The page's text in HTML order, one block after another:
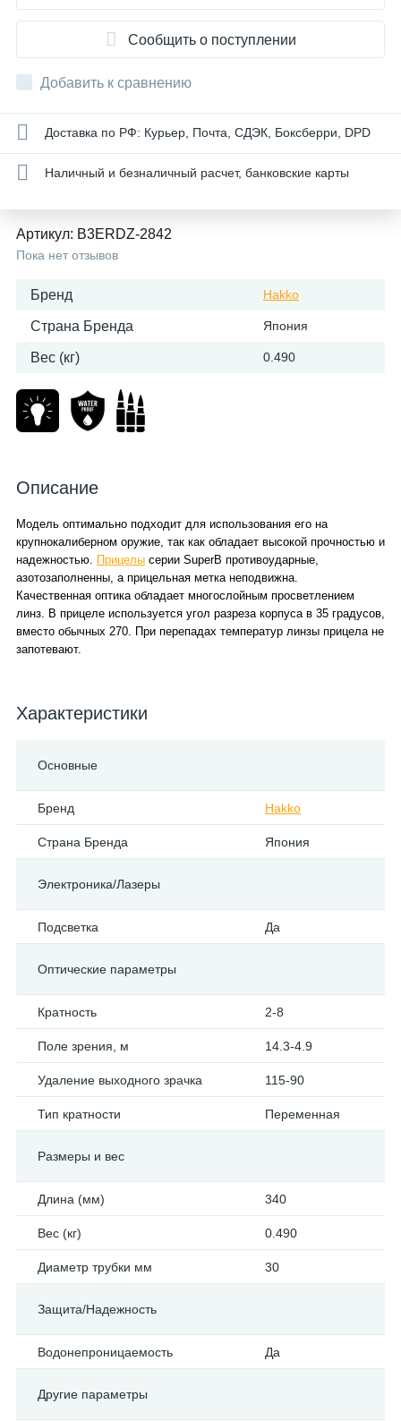
Сообщить о поступлении
Добавить к сравнению
Доставка по РФ: Курьер, Почта, СДЭК, Боксберри, DPD
Наличный и безналичный расчет, банковские карты
Артикул: B3ERDZ-2842
Пока нет отзывов
Бренд Hakko
Страна Бренда Япония
Вес (кг) 0.490
Описание
Модель оптимально подходит для использования его на
крупнокалиберном оружие, так как обладает высокой прочностью и
надежностью. Прицелы серии SuperB противоударные,
азотозаполненны, а прицельная метка неподвижна.
Качественная оптика обладает многослойным просветлением
линз. В прицеле используется угол разреза корпуса в 35 градусов,
вместо обычных 270. При перепадах температур линзы прицела не
запотевают.
Характеристики
Основные
Бренд Hakko
Страна Бренда Япония
Электроника/Лазеры
Подсветка Да
Оптические параметры
Кратность 2-8
Поле зрения, м 14.3-4.9
Удаление выходного зрачка 115-90
Тип кратности Переменная
Размеры и вес
Длина (мм) 340
Вес (кг) 0.490
Диаметр трубки мм 30
Защита/Надежность
Водонепроницаемость Да
Другие параметры